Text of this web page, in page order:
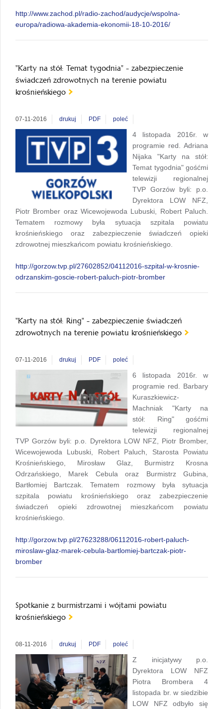
http://www.zachod.pl/radio-zachod/audycje/wspolna-
europa/radiowa-akademia-ekonomii-18-10-2016/
"Karty na stół: Temat tygodnia" - zabezpieczenie
świadczeń zdrowotnych na terenie powiatu
krośnieńskiego
07-11-2016 drukuj PDF poleć
4 listopada 2016r. w
programie red. Adriana
Nijaka "Karty na stół:
Temat tygodnia" gośćmi
telewizji regionalnej
TVP Gorzów byli: p.o.
Dyrektora LOW NFZ,
Piotr Bromber oraz Wicewojewoda Lubuski, Robert Paluch.
Tematem rozmowy była sytuacja szpitala powiatu
krośnieńskiego oraz zabezpieczenie świadczeń opieki
zdrowotnej mieszkańcom powiatu krośnieńskiego.
http://gorzow.tvp.pl/27602852/04112016-szpital-w-krosnie-
odrzanskim-goscie-robert-paluch-piotr-bromber
"Karty na stół: Ring" - zabezpieczenie świadczeń
zdrowotnych na terenie powiatu krośnieńskiego
07-11-2016 drukuj PDF poleć
6 listopada 2016r. w
programie red. Barbary
Kuraszkiewicz-
Machniak "Karty na
stół: Ring" gośćmi
telewizji regionalnej
TVP Gorzów byli: p.o. Dyrektora LOW NFZ, Piotr Bromber,
Wicewojewoda Lubuski, Robert Paluch, Starosta Powiatu
Krośnieńskiego, Mirosław Glaz, Burmistrz Krosna
Odrzańskiego, Marek Cebula oraz Burmistrz Gubina,
Bartłomiej Bartczak. Tematem rozmowy była sytuacja
szpitala powiatu krośnieńskiego oraz zabezpieczenie
świadczeń opieki zdrowotnej mieszkańcom powiatu
krośnieńskiego.
http://gorzow.tvp.pl/27623288/06112016-robert-paluch-
miroslaw-glaz-marek-cebula-bartlomiej-bartczak-piotr-
bromber
Spotkanie z burmistrzami i wójtami powiatu
krośnieńskiego
08-11-2016 drukuj PDF poleć
Z inicjatywy p.o.
Dyrektora LOW NFZ
Piotra Brombera 4
listopada br. w siedzibie
LOW NFZ odbyło się